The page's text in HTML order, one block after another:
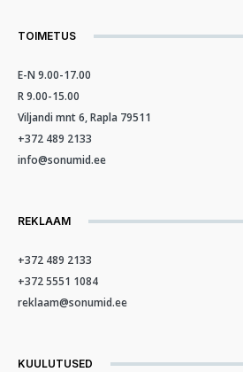
TOIMETUS
E-N 9.00-17.00
R 9.00-15.00
Viljandi mnt 6, Rapla 79511
+372 489 2133
info@sonumid.ee
REKLAAM
+372 489 2133
+372 5551 1084
reklaam@sonumid.ee
KUULUTUSED